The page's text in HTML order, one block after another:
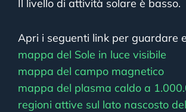
Il livello di attività solare è basso.
Apri i seguenti link per guardare
mappa del Sole in luce visibile
mappa del campo magnetico
mappa del plasma caldo a
regioni attive sul lato nascosto